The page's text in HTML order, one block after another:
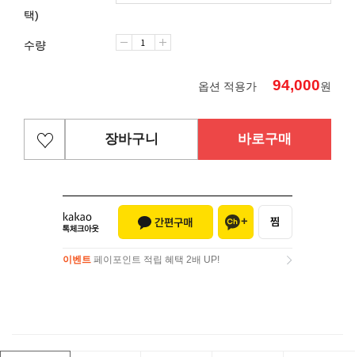
택)
수량
옵션 적용가 94,000원
장바구니 바로구매
이벤트 페이포인트 적립 혜택 2배 UP!